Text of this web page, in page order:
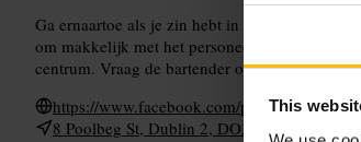
This
Ga ernaartoe als je zin hebt in een losse
om makkelijk met het personeel en locals te
centrum. Vraag de bartender om een lokale
https://www.facebook.com/
8 Poolbeg St, Dublin 2, DO2TK71, Ierland